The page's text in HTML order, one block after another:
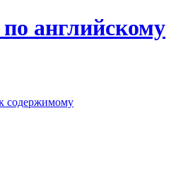
английскому
содержимому